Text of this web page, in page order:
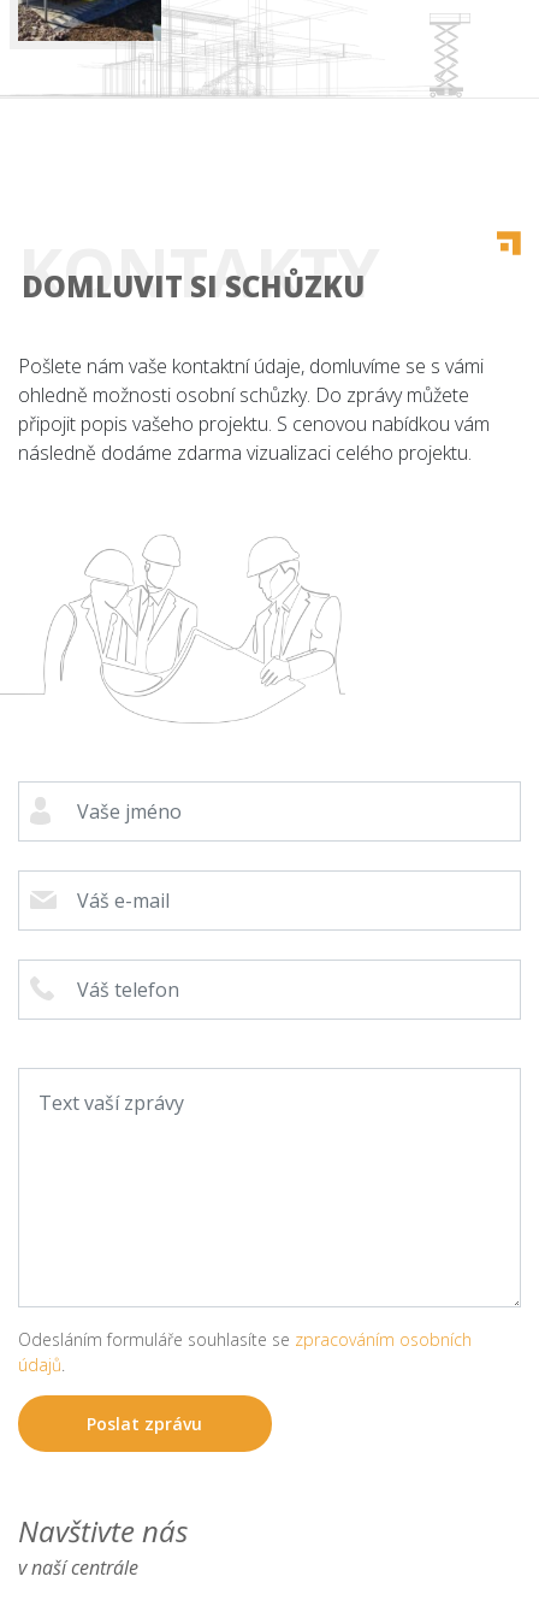
Co nabízíme
O nás
Kariéra
kalkulačka
DOMLUVIT SI SCHŮZKU
KONTAKTY
Pošlete nám vaše kontaktní údaje, domluvíme se s vámi
ohledně možnosti osobní schůzky. Do zprávy můžete
připojit popis vašeho projektu. S cenovou nabídkou vám
následně dodáme zdarma vizualizaci celého projektu.
Odesláním formuláře souhlasíte se zpracováním osobních
údajů
Navštivte nás
v naší centrále